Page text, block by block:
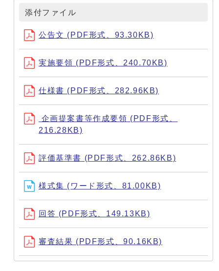
添付ファイル
公告文 (PDF形式、93.30KB)
実施要領 (PDF形式、240.70KB)
仕様書 (PDF形式、282.96KB)
企画提案書等作成要領 (PDF形式、
216.28KB)
評価基準書 (PDF形式、262.86KB)
様式集 (ワード形式、81.00KB)
回答 (PDF形式、149.13KB)
審査結果 (PDF形式、90.16KB)